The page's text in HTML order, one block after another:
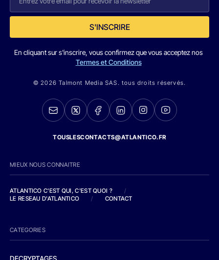
S'INSCRIRE
En cliquant sur s'inscrire, vous confirmez que vous acceptez nos
Termes et Conditions
© 2026 Talmont Media SAS. tous droits réservés.
TOUSLESCONTACTS@ATLANTICO.FR
MIEUX NOUS CONNAITRE
ATLANTICO C'EST QUI, C'EST QUOI ?
/
LE RESEAU D'ATLANTICO
/ CONTACT
CATEGORIES
DECRYPTAGES